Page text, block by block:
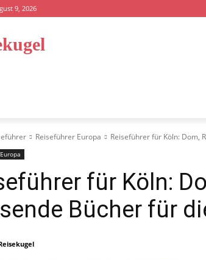
9, 2026
Reiseführer Europa Reiseführer für Köln: Dom,
für Köln:
Bücher für